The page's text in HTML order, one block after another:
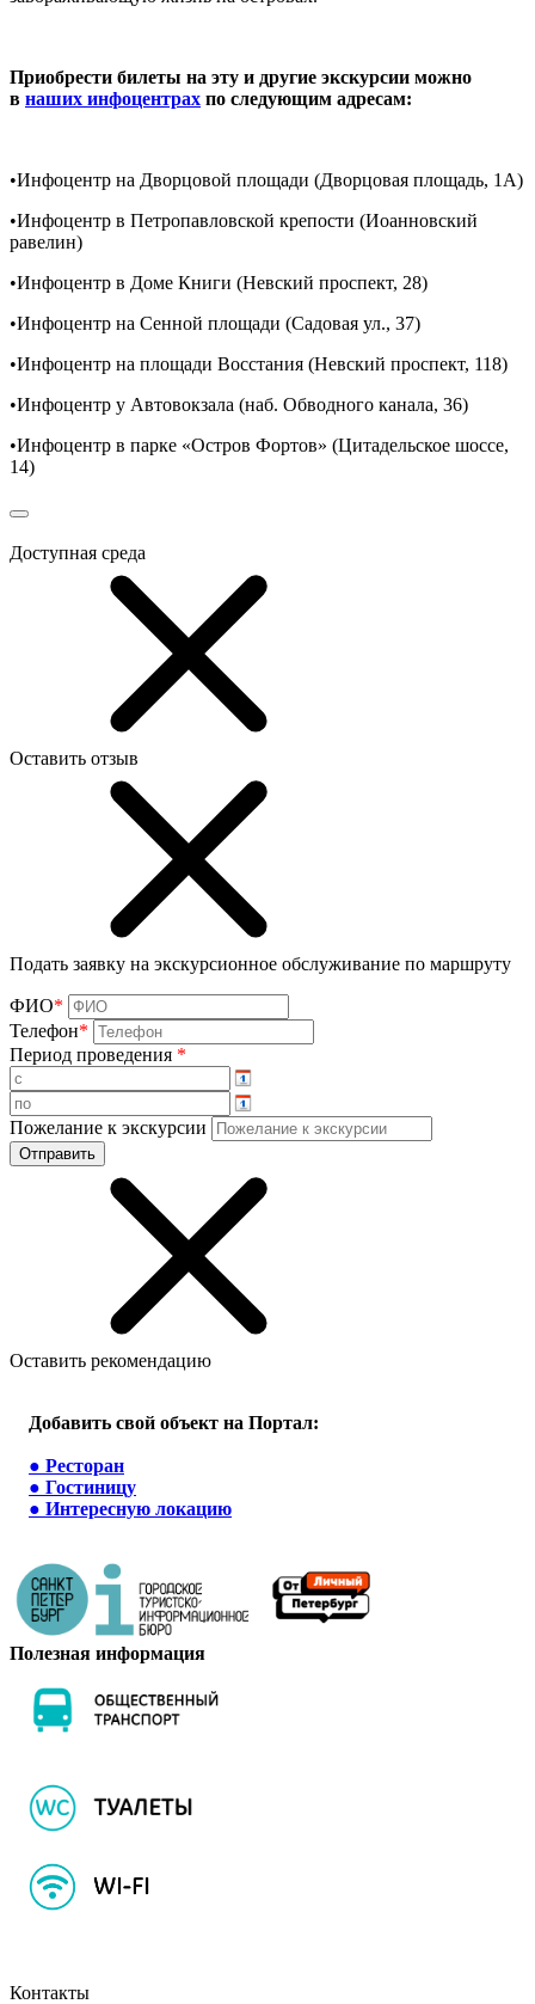
Приобрести билеты на эту и другие экскурсии можно
в наших инфоцентрах по следующим адресам:
•Инфоцентр на Дворцовой площади (Дворцовая площадь, 1A)
•Инфоцентр в Петропавловской крепости (Иоанновский
равелин)
•Инфоцентр в Доме Книги (Невский проспект, 28)
•Инфоцентр на Сенной площади (Садовая ул., 37)
•Инфоцентр на площади Восстания (Невский проспект, 118)
•Инфоцентр у Автовокзала (наб. Обводного канала, 36)
•Инфоцентр в парке «Остров Фортов» (Цитадельское шоссе,
14)
Доступная среда
Оставить отзыв
Подать заявку на экскурсионное обслуживание по маршруту
ФИО*
Телефон*
Период проведения *
Пожелание к экскурсии
Оставить рекомендацию
Добавить свой объект на Портал:
● Ресторан
● Гостиницу
● Интересную локацию
Полезная информация
Контакты